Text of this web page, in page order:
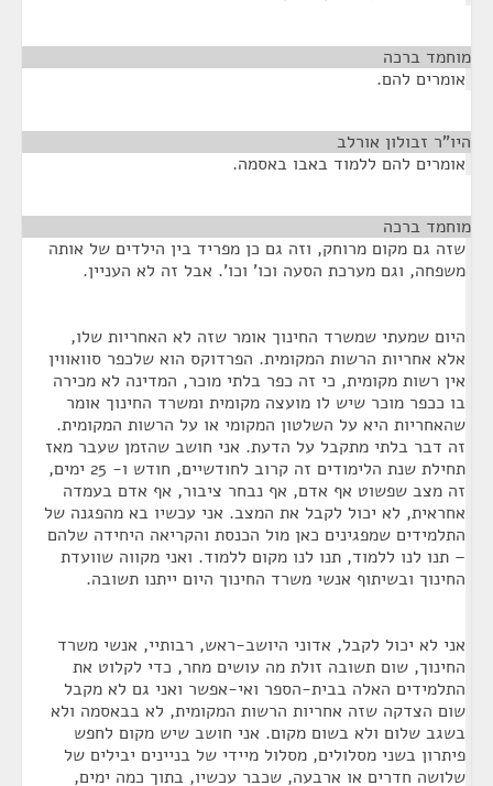
מוחמד ברכה
אומרים להם.
היו"ר זבולון אורלב
אומרים להם ללמוד באבו באסמה.
מוחמד ברכה
שזה גם מקום מרוחק, וזה גם כן מפריד בין הילדים של אותה
משפחה, וגם מערכת הסעה וכו' וכו'. אבל זה לא העניין.
היום שמעתי שמשרד החינוך אומר שזה לא האחריות שלו,
אלא אחריות הרשות המקומית. הפרדוקס הוא שלכפר סוואווין
אין רשות מקומית, כי זה כפר בלתי מוכר, המדינה לא מכירה
בו ככפר מוכר שיש לו מועצה מקומית ומשרד החינוך אומר
שהאחריות היא על השלטון המקומי או על הרשות המקומית.
זה דבר בלתי מתקבל על הדעת. אני חושב שהזמן שעבר מאז
תחילת שנת הלימודים זה קרוב לחודשיים, חודש ו- 25 ימים,
זה מצב שפשוט אף אדם, אף נבחר ציבור, אף אדם בעמדה
אחראית, לא יכול לקבל את המצב. אני עכשיו בא מהפגנה של
התלמידים שמפגינים כאן מול הכנסת והקריאה היחידה שלהם
– תנו לנו ללמוד, תנו לנו מקום ללמוד. ואני מקווה שוועדת
החינוך ובשיתוף אנשי משרד החינוך היום ייתנו תשובה.
אני לא יכול לקבל, אדוני היושב-ראש, רבותיי, אנשי משרד
החינוך, שום תשובה זולת מה עושים מחר, כדי לקלוט את
התלמידים האלה בבית-הספר ואי-אפשר ואני גם לא מקבל
שום הצדקה שזה אחריות הרשות המקומית, לא בבאסמה ולא
בשגב שלום ולא בשום מקום. אני חושב שיש מקום לחפש
פיתרון בשני מסלולים, מסלול מיידי של בניינים יבילים של
שלושה חדרים או ארבעה, שכבר עכשיו, בתוך כמה ימים,